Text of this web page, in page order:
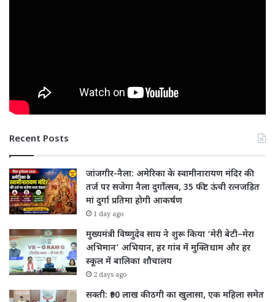
Recent Posts
जांजगीर-नैला: अमेरिका के स्वामीनारायण मंदिर की
तर्ज पर सजेगा नैला दुर्गोत्सव, 35 फीट ऊंची रत्नजड़ित
मां दुर्गा प्रतिमा होगी आकर्षण
1 day ago
मुख्यमंत्री विष्णुदेव साय ने शुरू किया ‘मेरी बेटी–मेरा
अभिमान’ अभियान, हर गांव में मुक्तिधाम और हर
स्कूल में बालिका शौचालय
2 days ago
सक्ती: ₹90 लाख की ठगी का खुलासा, एक महिला समेत